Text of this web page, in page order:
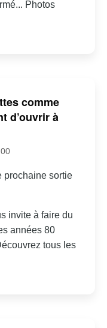
Photos
comme
d’ouvrir à
prochaine sortie
invite à faire du
années 80
tous les